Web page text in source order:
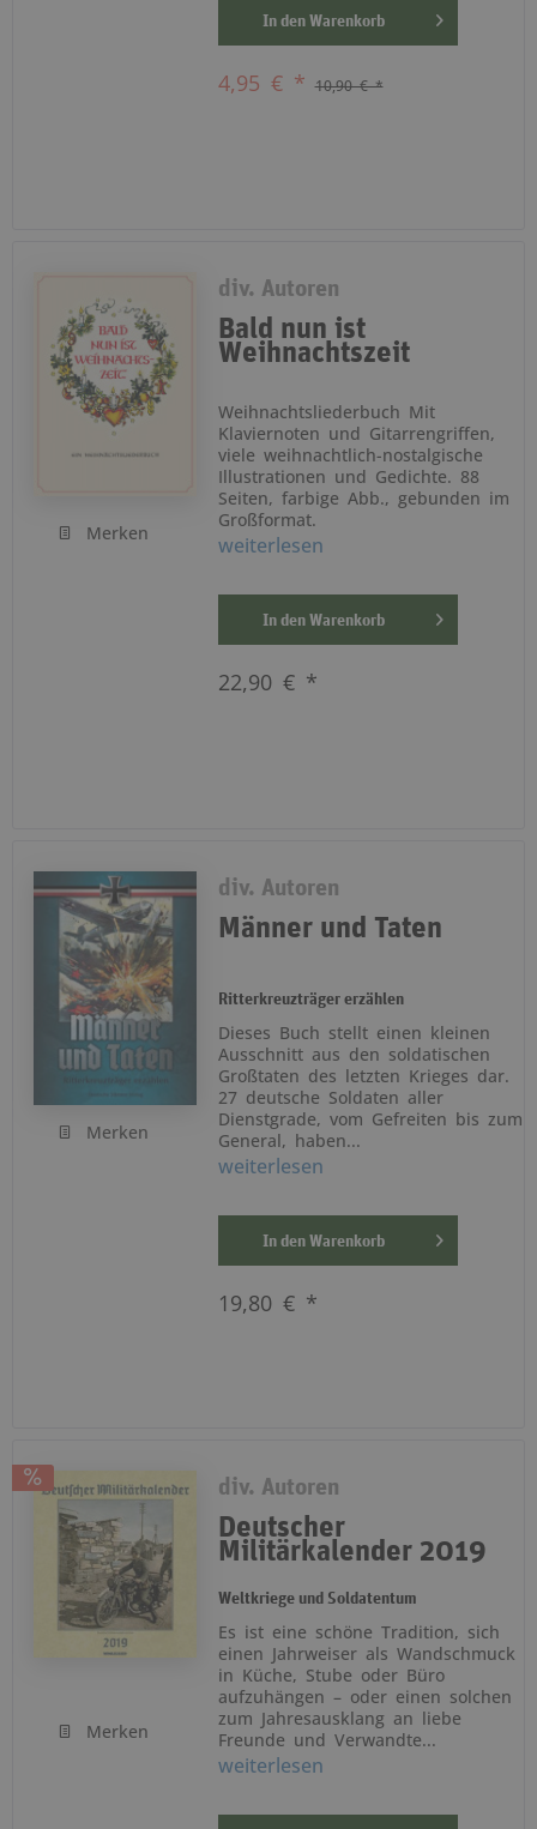
In den Warenkorb
4,95 € * 10,90 € *
Merken
div. Autoren
Bald nun ist
Weihnachtszeit
Weihnachtsliederbuch Mit
Klaviernoten und Gitarrengriffen,
viele weihnachtlich-nostalgische
Illustrationen und Gedichte. 88
Seiten, farbige Abb., gebunden im
Großformat.
weiterlesen
In den Warenkorb
22,90 € *
Merken
div. Autoren
Männer und Taten
Ritterkreuzträger erzählen
Dieses Buch stellt einen kleinen
Ausschnitt aus den soldatischen
Großtaten des letzten Krieges dar.
27 deutsche Soldaten aller
Dienstgrade, vom Gefreiten bis zum
General, haben...
weiterlesen
In den Warenkorb
19,80 € *
Merken
div. Autoren
Deutscher
Militärkalender 2019
Weltkriege und Soldatentum
Es ist eine schöne Tradition, sich
einen Jahrweiser als Wandschmuck
in Küche, Stube oder Büro
aufzuhängen – oder einen solchen
zum Jahresausklang an liebe
Freunde und Verwandte...
weiterlesen